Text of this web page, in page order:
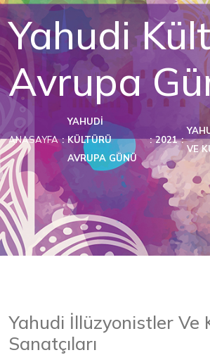
Yahudi
Avrupa
ANASAYFA
YAHUDI
KÜLTÜRÜ
AVRUPA GÜNÜ
2021
VE
Yahudi İllüzyonistler Ve
Sanatçıları